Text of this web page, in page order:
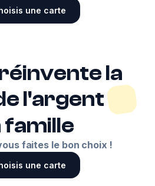
une carte
la
l'argent
famille
faites le bon choix !
une carte